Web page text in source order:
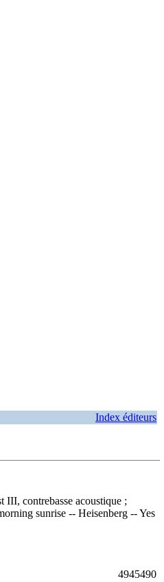
Index éditeurs
contrebasse acoustique ;
sunrise -- Heisenberg -- Yes
4945490